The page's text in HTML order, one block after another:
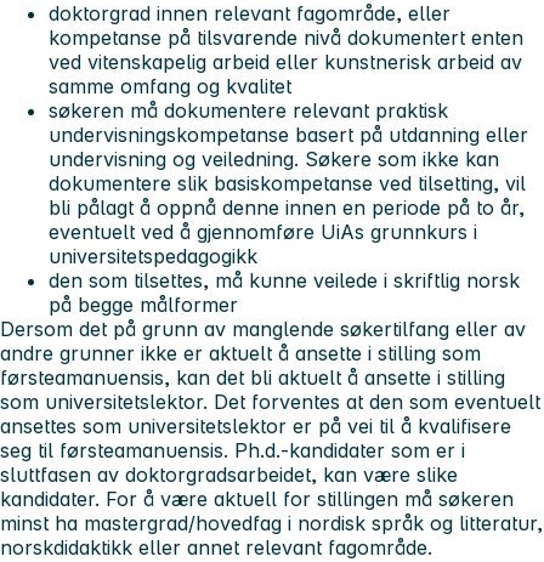
doktorgrad innen relevant fagområde, eller
kompetanse på tilsvarende nivå dokumentert enten
ved vitenskapelig arbeid eller kunstnerisk arbeid av
samme omfang og kvalitet
søkeren må dokumentere relevant praktisk
undervisningskompetanse basert på utdanning eller
undervisning og veiledning. Søkere som ikke kan
dokumentere slik basiskompetanse ved tilsetting, vil
bli pålagt å oppnå denne innen en periode på to år,
eventuelt ved å gjennomføre UiAs grunnkurs i
universitetspedagogikk
den som tilsettes, må kunne veilede i skriftlig norsk
på begge målformer
Dersom det på grunn av manglende søkertilfang eller av
andre grunner ikke er aktuelt å ansette i stilling som
førsteamanuensis, kan det bli aktuelt å ansette i stilling
som universitetslektor. Det forventes at den som eventuelt
ansettes som universitetslektor er på vei til å kvalifisere
seg til førsteamanuensis. Ph.d.-kandidater som er i
sluttfasen av doktorgradsarbeidet, kan være slike
kandidater. For å være aktuell for stillingen må søkeren
minst ha mastergrad/hovedfag i nordisk språk og litteratur,
norskdidaktikk eller annet relevant fagområde.